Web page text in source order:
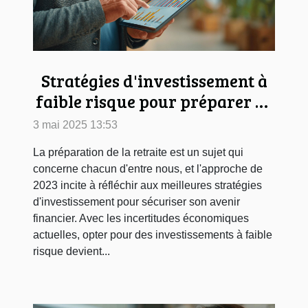
Stratégies d'investissement à
faible risque pour préparer sa
retraite en 2023
3 mai 2025 13:53
La préparation de la retraite est un sujet qui
concerne chacun d'entre nous, et l'approche de
2023 incite à réfléchir aux meilleures stratégies
d'investissement pour sécuriser son avenir
financier. Avec les incertitudes économiques
actuelles, opter pour des investissements à faible
risque devient...